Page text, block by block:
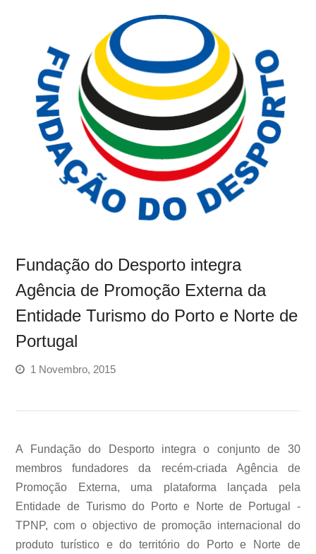
Fundação do Desporto integra
Agência de Promoção Externa da
Entidade Turismo do Porto e Norte de
Portugal
1 Novembro, 2015
A Fundação do Desporto integra o conjunto de 30
membros fundadores da recém-criada Agência de
Promoção Externa, uma plataforma lançada pela
Entidade de Turismo do Porto e Norte de Portugal -
TPNP, com o objectivo de promoção internacional do
produto turístico e do território do Porto e Norte de